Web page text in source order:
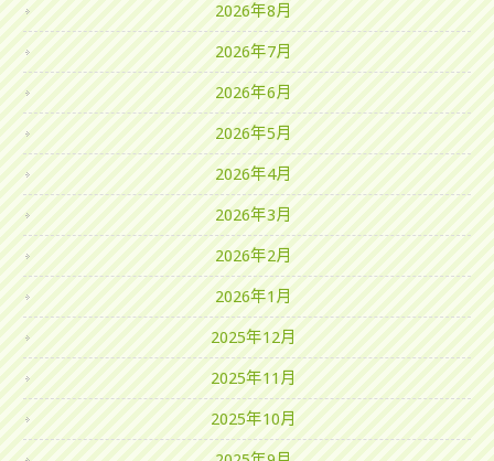
2026年8月
2026年7月
2026年6月
2026年5月
2026年4月
2026年3月
2026年2月
2026年1月
2025年12月
2025年11月
2025年10月